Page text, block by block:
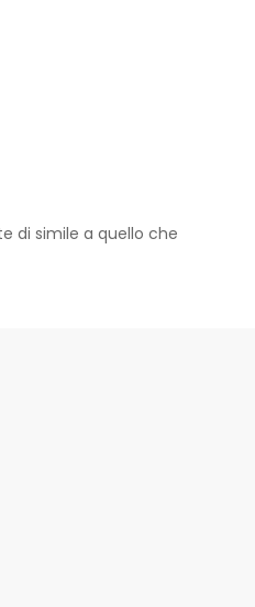
di simile a quello che